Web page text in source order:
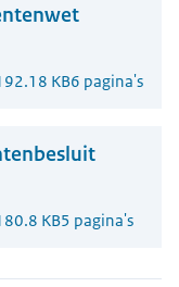
KB6 pagina's
KB5 pagina's